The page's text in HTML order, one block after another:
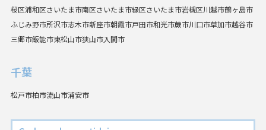
桜区浦和区さいたま市南区さいたま市緑区さいたま市岩槻区川越市鶴ヶ島市
ふじみ野市所沢市志木市新座市朝霞市戸田市和光市蕨市川口市草加市越谷市
三郷市飯能市東松山市狭山市入間市
千葉
松戸市柏市流山市浦安市